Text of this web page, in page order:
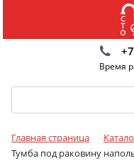
Время
Главная страница
Тумба под раковину